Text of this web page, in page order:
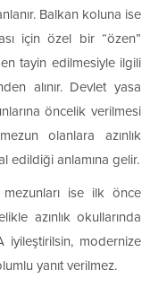
Balkan koluna ise
için özel bir “özen”
tayin edilmesiyle ilgili
alınır. Devlet yasa
öncelik verilmesi
olanlara azınlık
edildiği anlamına gelir.
mezunları ise ilk önce
azınlık okullarında
iyileştirilsin, modernize
yanıt verilmez.